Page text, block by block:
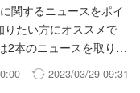
関するニュースをポイ
りたい方にオススメで
2本のニュースを取り上
2023/03/29 09:31